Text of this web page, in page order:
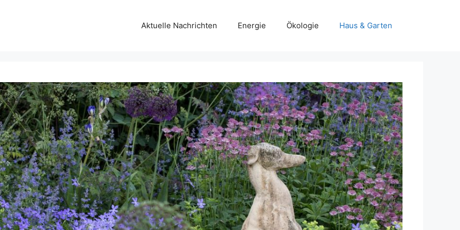
Aktuelle Nachrichten Energie Ökologie Haus & Garten